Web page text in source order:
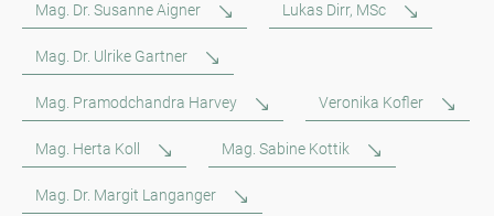
Mag. Dr. Susanne Aigner Lukas Dirr, MSc
Mag. Dr. Ulrike Gartner
Mag. Pramodchandra Harvey Veronika Kofler
Mag. Herta Koll Mag. Sabine Kottik
Mag. Dr. Margit Langanger